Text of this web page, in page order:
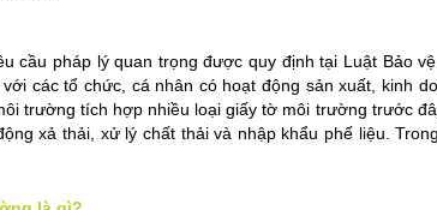
cầu pháp lý quan trọng được quy định tại Luật Bảo
các tổ chức, cá nhân có hoạt động sản xuất, kinh
trường tích hợp nhiều loại giấy tờ môi trường trước
xả thải, xử lý chất thải và nhập khẩu phế liệu.